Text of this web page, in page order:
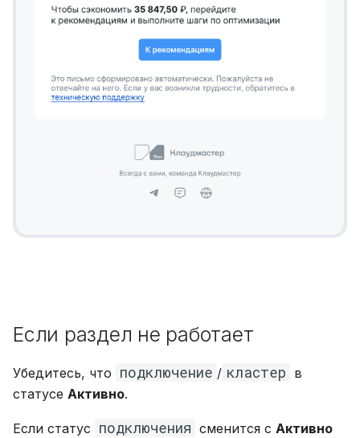
Если раздел не работает
Убедитесь, что подключение / кластер в
статусе Активно.
Если статус подключения сменится с Активно